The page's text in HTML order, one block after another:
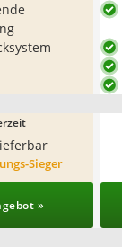
Sieger
»